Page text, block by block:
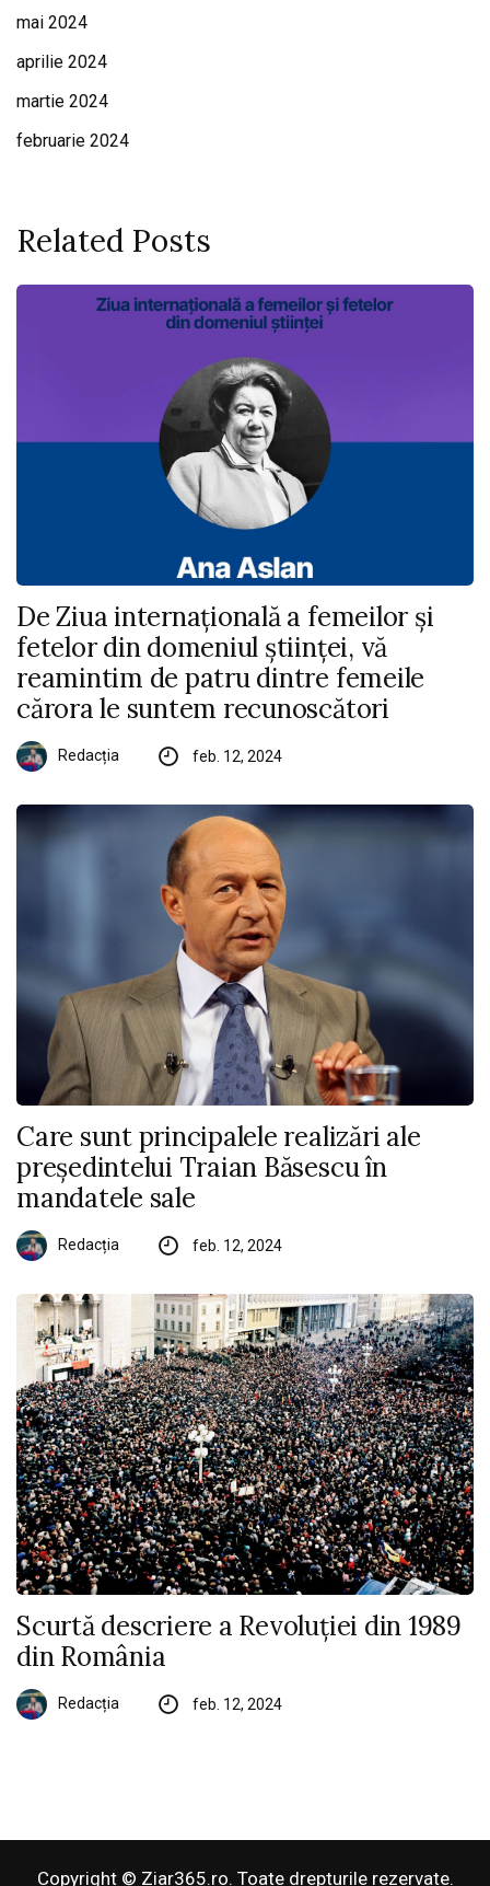
mai 2024
aprilie 2024
martie 2024
februarie 2024
Related Posts
De Ziua internațională a femeilor și
fetelor din domeniul științei, vă
reamintim de patru dintre femeile
cărora le suntem recunoscători
Redacția feb. 12, 2024
Care sunt principalele realizări ale
președintelui Traian Băsescu în
mandatele sale
Redacția feb. 12, 2024
Scurtă descriere a Revoluției din 1989
din România
Redacția feb. 12, 2024
Copyright © Ziar365.ro. Toate drepturile rezervate.